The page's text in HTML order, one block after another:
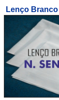
Lenço